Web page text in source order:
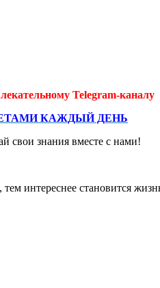
Telegram-каналу
КАЖДЫЙ ДЕНЬ
свои знания вместе с нами!
интереснее становится